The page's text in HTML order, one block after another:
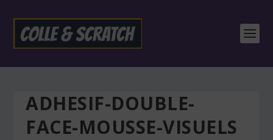
ADHESIF-DOUBLE-
FACE-MOUSSE-VISUELS